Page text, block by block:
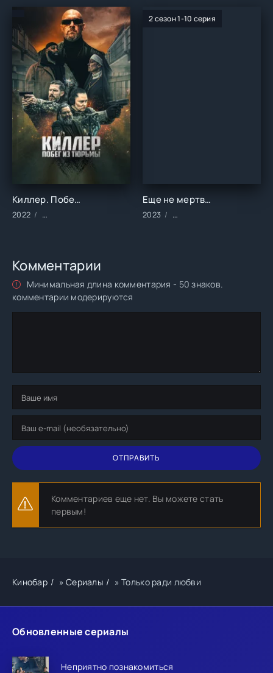
Обновленные сериалы
Неприятно познакомиться
Киллер. Побег из тюрьмы ()
2022 Фильмы/2022 год/Зарубежные/Триллеры
2 сезон 1-10 серия
Еще не мертва (1-2 сезон)
2023 Сериалы/2023 год/
Комментарии
Минимальная длина комментария - 50 знаков.
комментарии модерируются
ОТПРАВИТЬ
Комментариев еще нет. Вы можете стать
первым!
Кинобар »Сериалы » Только ради любви